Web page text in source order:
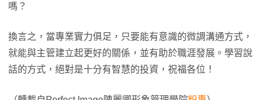
嗎？
換言之，當專業實力俱足，只要能有意識的微調溝通方式，
就能與主管建立起更好的關係，並有助於職涯發展。學習說
話的方式，絕對是十分有智慧的投資，祝福各位！